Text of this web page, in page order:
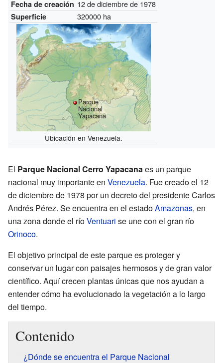
Fecha de creación 12 de diciembre de 1978
Superficie 320000 ha
Parque
Nacional
Yapacana
Ubicación en Venezuela.
El Parque Nacional Cerro Yapacanaes un parque
nacional muy importante en Venezuela. Fue creado el 12
de diciembre de 1978 por un decreto del presidente Carlos
Andrés Pérez. Se encuentra en el estadoAmazonas, en
una zona donde el ríoVentuari se une con el gran río
Orinoco.
El objetivo principal de este parque es proteger y
conservar un lugar con paisajes hermosos y de gran valor
científico. Aquí crecen plantas únicas que nos ayudan a
entender cómo ha evolucionado la vegetación a lo largo
del tiempo.
Contenido
¿Dónde se encuentra el Parque Nacional